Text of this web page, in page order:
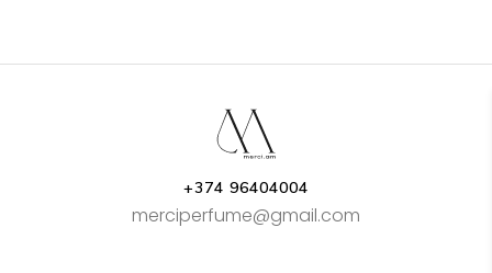
+374 96404004
merciperfume@gmail.com